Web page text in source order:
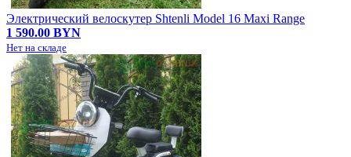
Электрический велоскутер Shtenli Model 16 Maxi Range
1 590.00 BYN
Нет на складе